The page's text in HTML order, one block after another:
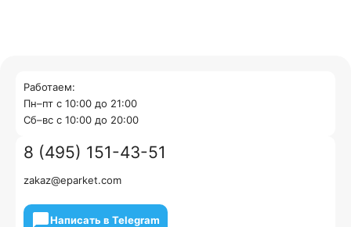
Работаем:
Пн–пт с 10:00 до 21:00
Cб–вс с 10:00 до 20:00
8 (495) 151-43-51
zakaz@eparket.com
Написать в Telegram